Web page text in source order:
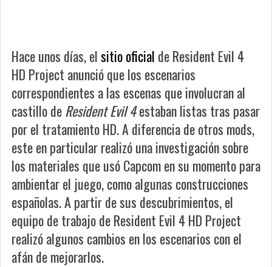
Hace unos días, elsitio oficial de Resident Evil 4
HD Project anunció que los escenarios
correspondientes a las escenas que involucran al
castillo deResident Evil 4estaban listas tras pasar
por el tratamiento HD. A diferencia de otros mods,
este en particular realizó una investigación sobre
los materiales que usó Capcom en su momento para
ambientar el juego, como algunas construcciones
españolas. A partir de sus descubrimientos, el
equipo de trabajo de Resident Evil 4 HD Project
realizó algunos cambios en los escenarios con el
afán de mejorarlos.